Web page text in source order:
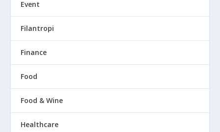
Event
Filantropi
Finance
Food
Food & Wine
Healthcare